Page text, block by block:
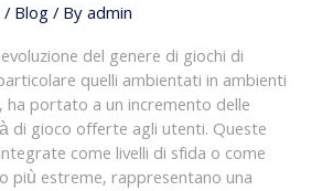
/Blog/ Byadmin
del genere di giochi di
quelli ambientati in ambienti
portato a un incremento delle
di gioco offerte agli utenti. Queste
come livelli di sfida o come
più estreme, rappresentano una